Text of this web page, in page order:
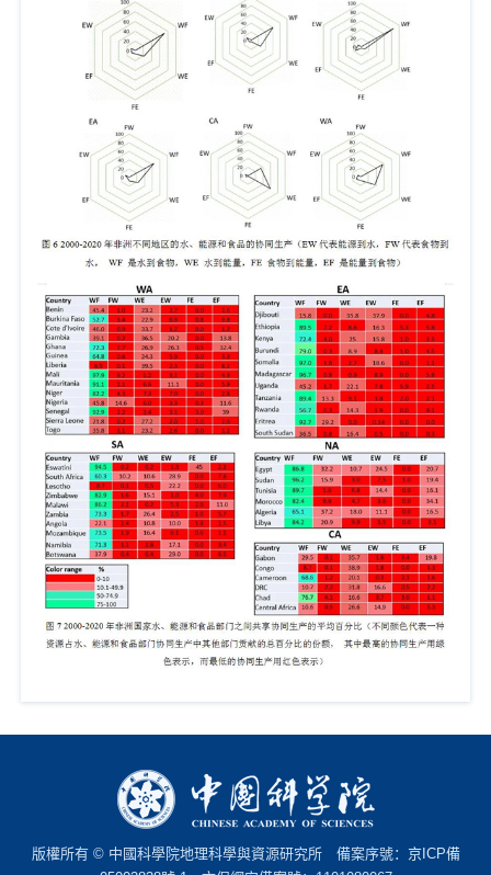
版權所有 © 中國科學院地理科學與資源研究所 備案序號： 京ICP備